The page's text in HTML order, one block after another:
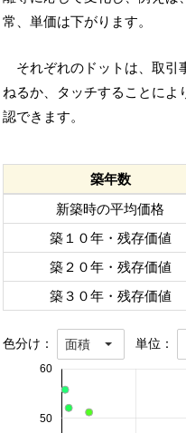
常、単価は下がります。
それぞれのドットは、取引
ねるか、タッチすることに
認できます。
築年数
新築時の平均価格
築１０年・残存価値
築２０年・残存価値
築３０年・残存価値
色分け： 面積 単位：
50
60